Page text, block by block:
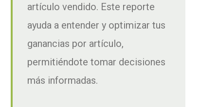
artículo vendido. Este reporte
ayuda a entender y optimizar tus
ganancias por artículo,
permitiéndote tomar decisiones
más informadas.